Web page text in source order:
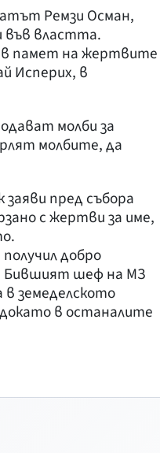
Ремзи Осман,
във властта.
в памет на жертвите
Исперих, в
молби за
молбите, да
пред събора
с жертви за име,
добро
Бившият шеф на МЗ
земеделското
в останалите